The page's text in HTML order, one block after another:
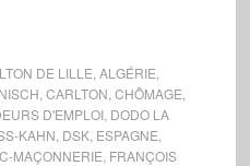
DE LILLE ALGÉRIE
CARLTON CHÔMAGE
D'EMPLOI, DODO LA
KAHN DSK, ESPAGNE
MAÇONNERIE FRANÇOIS